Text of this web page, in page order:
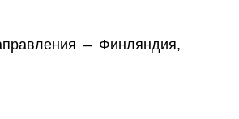
– Финляндия,